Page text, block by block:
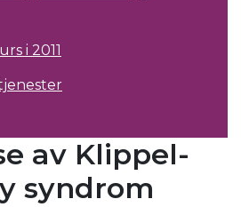
i 2011
av Klippel-
syndrom